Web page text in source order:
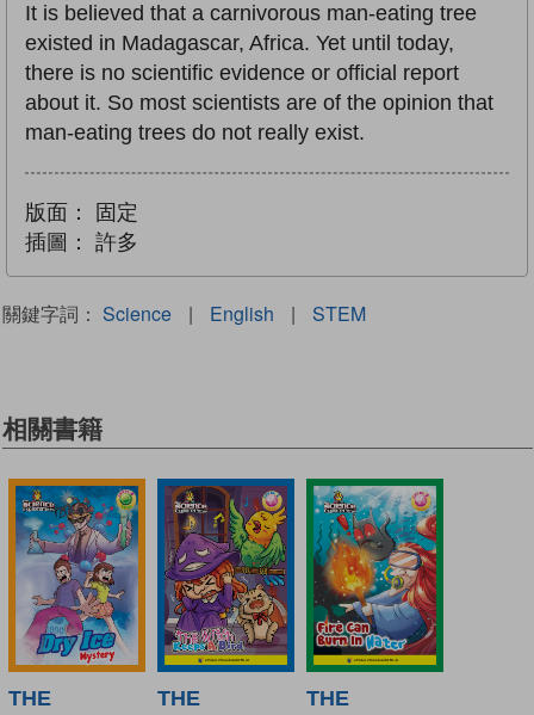
It is believed that a carnivorous man-eating tree
existed in Madagascar, Africa. Yet until today,
there is no scientific evidence or official report
about it. So most scientists are of the opinion that
man-eating trees do not really exist.
版面：
固定
插圖：
許多
關鍵字詞： Science | English | STEM
相關書籍
THE
THE
THE